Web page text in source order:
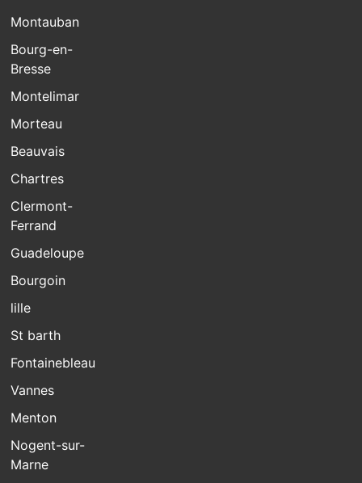
Montauban
Bourg-en-
Bresse
Montelimar
Morteau
Beauvais
Chartres
Clermont-
Ferrand
Guadeloupe
Bourgoin
lille
St barth
Fontainebleau
Vannes
Menton
Nogent-sur-
Marne